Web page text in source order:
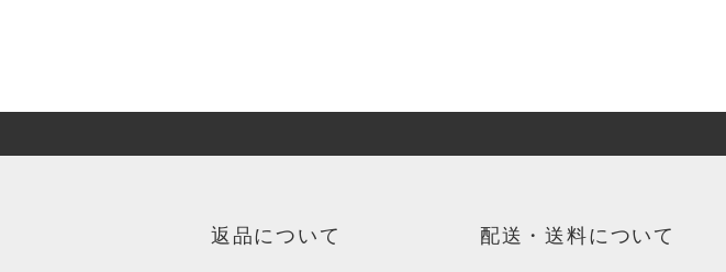
返品について 配送・送料について